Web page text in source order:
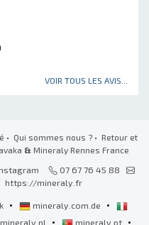
VOIR TOUS LES AVIS...
• Qui sommes nous ? • Retour et
& Mineraly Rennes France
07 67 76 45 88
https://mineraly.fr
• mineraly.com.de •
• mineraly.pt •